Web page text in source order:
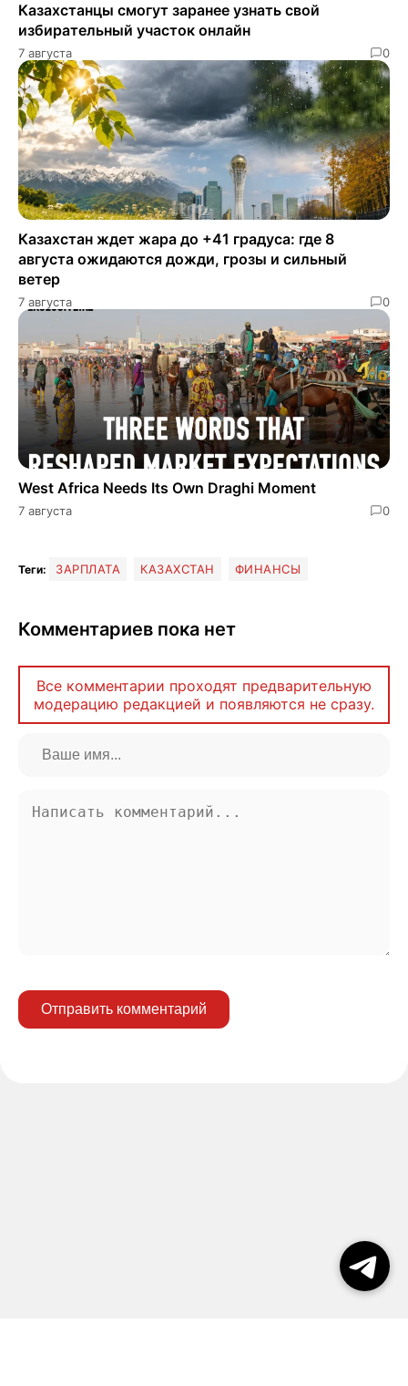
Казахстанцы смогут заранее узнать свой
избирательный участок онлайн
7 августа 0
Казахстан ждет жара до +41 градуса: где 8
августа ожидаются дожди, грозы и сильный
ветер
7 августа 0
West Africa Needs Its Own Draghi Moment
7 августа 0
Теги: ЗАРПЛАТА КАЗАХСТАН ФИНАНСЫ
Комментариев пока нет
Все комментарии проходят предварительную
модерацию редакцией и появляются не сразу.
Отправить комментарий